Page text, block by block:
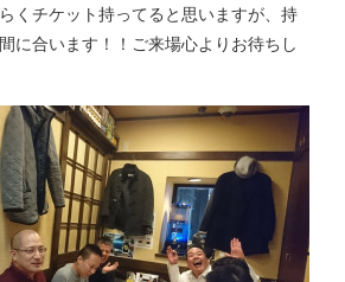
くチケット持ってると思いますが、持
に合います！！ご来場心よりお待ちし